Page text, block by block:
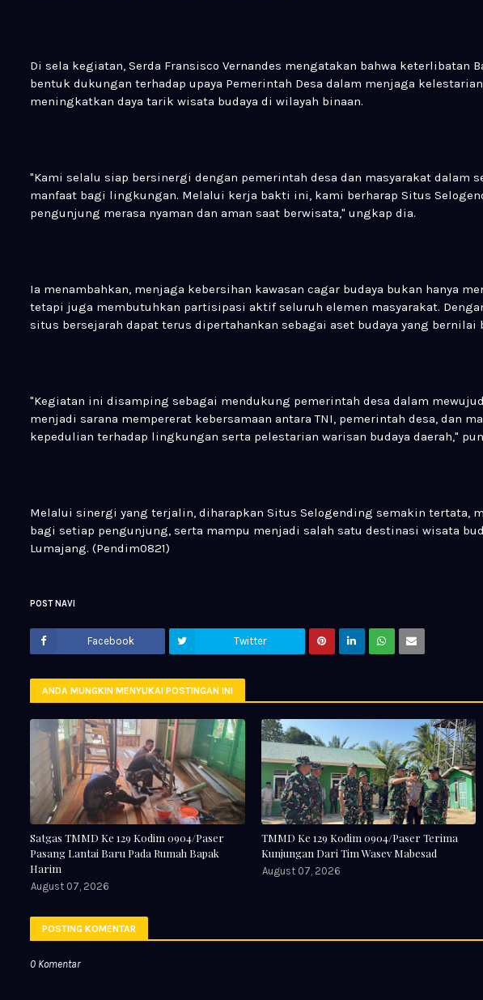
Di sela kegiatan, Serda Fransisco Vernandes mengatakan bahwa keterlibatan
bentuk dukungan terhadap upaya Pemerintah Desa dalam menjaga
meningkatkan daya tarik wisata budaya di wilayah binaan.
"Kami selalu siap bersinergi dengan pemerintah desa dan masyarakat dalam
manfaat bagi lingkungan. Melalui kerja bakti ini, kami berharap Situs
pengunjung merasa nyaman dan aman saat berwisata," ungkap dia.
Ia menambahkan, menjaga kebersihan kawasan cagar budaya bukan hanya
tetapi juga membutuhkan partisipasi aktif seluruh elemen masyarakat.
situs bersejarah dapat terus dipertahankan sebagai aset budaya yang bernilai
"Kegiatan ini disamping sebagai mendukung pemerintah desa dalam
menjadi sarana mempererat kebersamaan antara TNI, pemerintah desa, dan
kepedulian terhadap lingkungan serta pelestarian warisan budaya daerah,"
Melalui sinergi yang terjalin, diharapkan Situs Selogending semakin tertata,
bagi setiap pengunjung, serta mampu menjadi salah satu destinasi wisata
Lumajang. (Pendim0821)
POST NAVI
Facebook Twitter
ANDA MUNGKIN MENYUKAI POSTINGAN INI
Satgas TMMD Ke 129 Kodim 0904/Paser
Pasang Lantai Baru Pada Rumah Bapak
Harim
August 07, 2026
TMMD Ke 129 Kodim 0904/Paser Terima
Kunjungan Dari Tim Wasev Mabesad
August 07, 2026
POSTING KOMENTAR
0 Komentar